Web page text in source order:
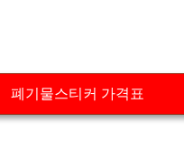
폐기물스티커 가격표